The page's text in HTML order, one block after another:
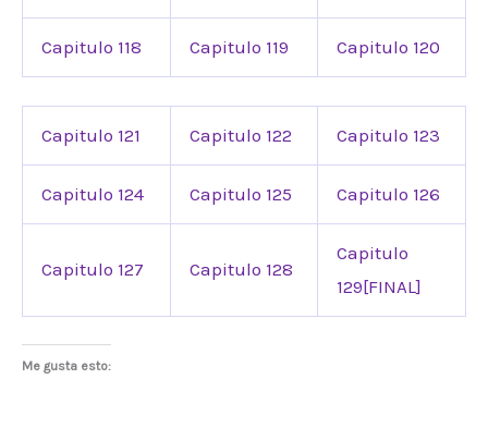
Capitulo 118 Capitulo 119 Capitulo 120
Capitulo 121 Capitulo 122 Capitulo 123
Capitulo 124 Capitulo 125 Capitulo 126
Capitulo 127 Capitulo 128
Capitulo
129[FINAL]
Me gusta esto: